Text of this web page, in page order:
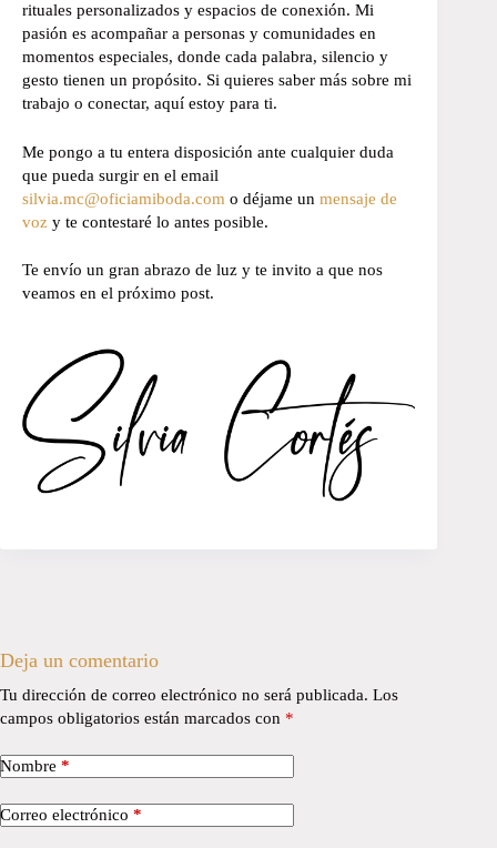
rituales personalizados y espacios de conexión. Mi
pasión es acompañar a personas y comunidades en
momentos especiales, donde cada palabra, silencio y
gesto tienen un propósito. Si quieres saber más sobre mi
trabajo o conectar, aquí estoy para ti.
Me pongo a tu entera disposición ante cualquier duda
que pueda surgir en el email
silvia.mc@oficiamiboda.com o déjame un mensaje de
voz y te contestaré lo antes posible.
Te envío un gran abrazo de luz y te invito a que nos
veamos en el próximo post.
Deja un comentario
Tu dirección de correo electrónico no será publicada. Los
campos obligatorios están marcados con *
Nombre *
Correo electrónico *